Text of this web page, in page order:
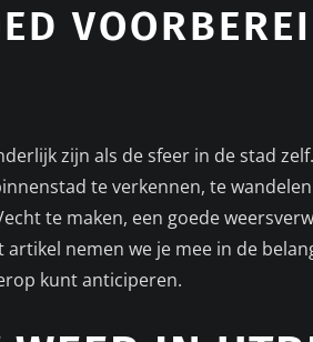
zijn als de sfeer in de stad
te verkennen, te
te maken, een goede
nemen we je mee in de
kunt anticiperen.